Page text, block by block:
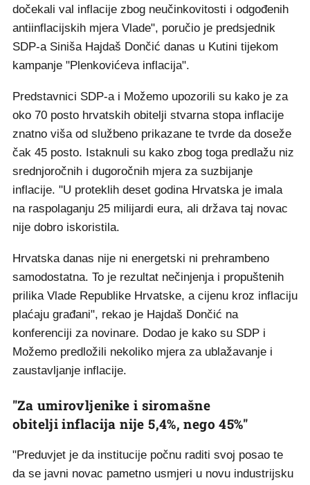
dočekali val inflacije zbog neučinkovitosti i odgođenih
antiinflacijskih mjera Vlade", poručio je predsjednik
SDP-a Siniša Hajdaš Dončić danas u Kutini tijekom
kampanje "Plenkovićeva inflacija".
Predstavnici SDP-a i Možemo upozorili su kako je za
oko 70 posto hrvatskih obitelji stvarna stopa inflacije
znatno viša od službeno prikazane te tvrde da doseže
čak 45 posto. Istaknuli su kako zbog toga predlažu niz
srednjoročnih i dugoročnih mjera za suzbijanje
inflacije. "U proteklih deset godina Hrvatska je imala
na raspolaganju 25 milijardi eura, ali država taj novac
nije dobro iskoristila.
Hrvatska danas nije ni energetski ni prehrambeno
samodostatna. To je rezultat nečinjenja i propuštenih
prilika Vlade Republike Hrvatske, a cijenu kroz inflaciju
plaćaju građani", rekao je Hajdaš Dončić na
konferenciji za novinare. Dodao je kako su SDP i
Možemo predložili nekoliko mjera za ublažavanje i
zaustavljanje inflacije.
"Za umirovljenike i siromašne
obitelji inflacija nije 5,4%, nego 45%"
"Preduvjet je da institucije počnu raditi svoj posao te
da se javni novac pametno usmjeri u novu industrijsku